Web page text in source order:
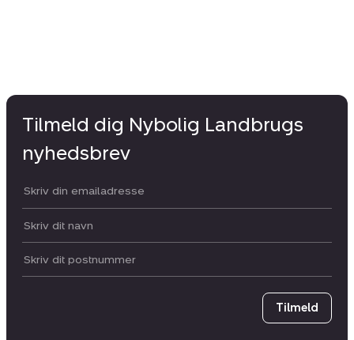
Tilmeld dig Nybolig Landbrugs
nyhedsbrev
Din email:
Dit navn:
Postnummer
Tilmeld